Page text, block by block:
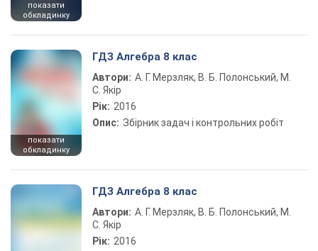
показати
обкладинку
показати
обкладинку
ГДЗ Алгебра 8 клас
Автори: А. Г. Мерзляк, В. Б. Полонський, М.
С. Якір
Рік: 2016
Опис: Збірник задач і контрольних робіт
ГДЗ Алгебра 8 клас
Автори: А. Г. Мерзляк, В. Б. Полонський, М.
С. Якір
Рік: 2016